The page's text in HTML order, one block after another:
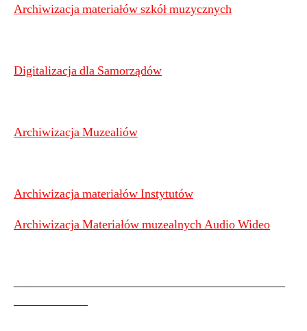
Archiwizacja materiałów szkół muzycznych
Digitalizacja dla Samorządów
Archiwizacja Muzealiów
Archiwizacja materiałów Instytutów
Archiwizacja Materiałów muzealnych Audio Wideo
——————————————————————
——————